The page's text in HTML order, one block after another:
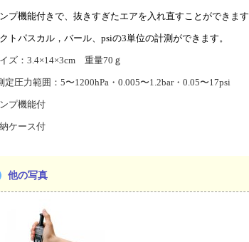
プ機能付きで、抜きすぎたエアを入れ直すことができます
トパスカル，バール、psiの3単位の計測ができます。
ズ：3.4×14×3cm 重量70ｇ
定圧力範囲：5〜1200hPa・0.005〜1.2bar・0.05〜17psi
プ機能付
ケース付
他の写真